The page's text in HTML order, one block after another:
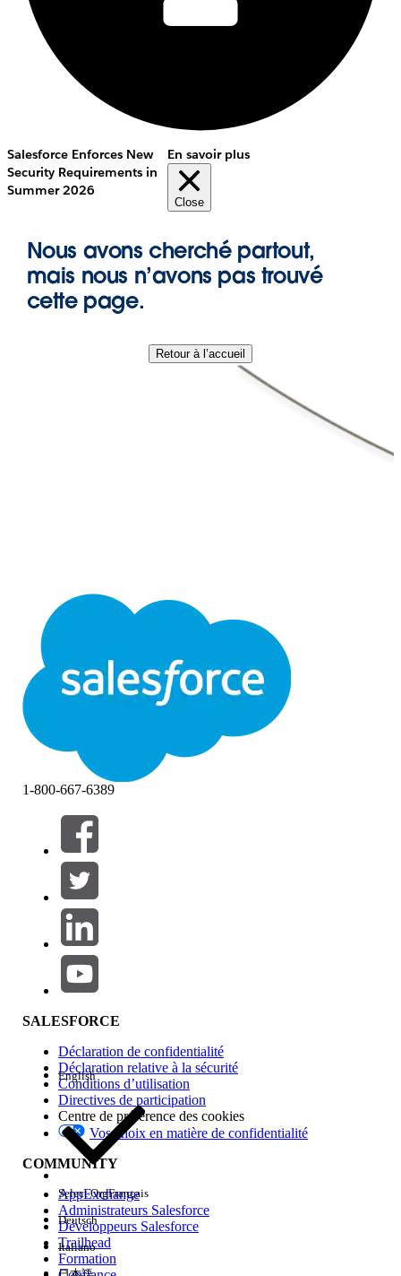
Salesforce Enforces New
Security Requirements in
Summer 2026
En savoir plus
Close
Nous avons cherché partout,
mais nous n’avons pas trouvé
cette page.
Retour à l’accueil
1-800-667-6389
SALESFORCE
Déclaration de confidentialité
Déclaration relative à la sécurité
Conditions d’utilisation
Directives de participation
Centre de préférence des cookies
Vos choix en matière de confidentialité
COMMUNITY
AppExchange
Administrateurs Salesforce
Développeurs Salesforce
Trailhead
Formation
English
Select OrgFrançais
Deutsch
Italiano